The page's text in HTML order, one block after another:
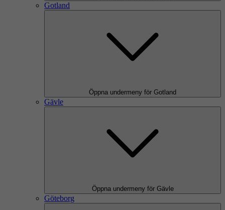
Gotland
Öppna undermeny för Gotland
Gävle
Öppna undermeny för Gävle
Göteborg